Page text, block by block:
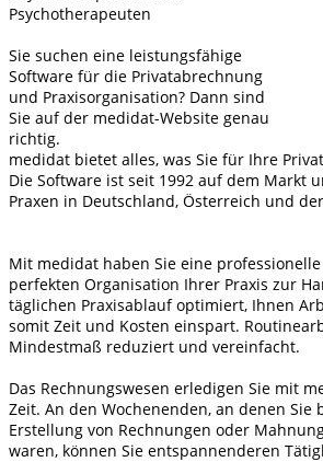
Psychotherapeuten
Sie suchen eine leistungsfähige
Software für die Privatabrechnung
und Praxisorganisation? Dann sind
Sie auf der medidat-Website genau
richtig.
medidat bietet alles, was Sie für Ihre
Die Software ist seit 1992 auf dem Markt
Praxen in Deutschland, Österreich und
Mit medidat haben Sie eine
perfekten Organisation Ihrer Praxis zur
täglichen Praxisablauf optimiert, Ihnen
somit Zeit und Kosten einspart.
Mindestmaß reduziert und vereinfacht.
Das Rechnungswesen erledigen Sie mit
Zeit. An den Wochenenden, an denen Sie
Erstellung von Rechnungen oder
waren, können Sie entspannenderen